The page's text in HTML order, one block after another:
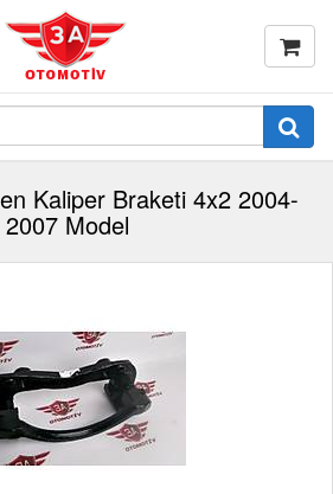
Kaliper Braketi 4x2 2004-
2007 Model